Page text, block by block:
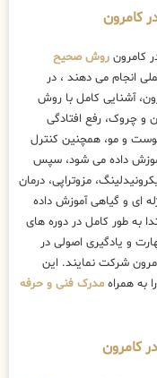
کامرون
کامرون روش صحیح
انجام می دهند ، در
آشنایی کامل با روش
چروک، رفع افتادگی
و مو، همچنین کنترل
داده می شود، سپس
مزوتراپی، درمان
ای و گیاهی آموزش داده
به طور کامل در دوره های
و یادگیری اصولی در
شرکت نمایند. این
را به همراه مدرک فنی و حرفه
کامرون